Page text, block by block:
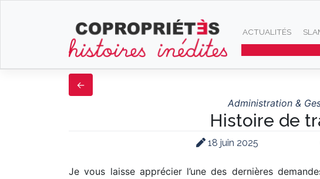
ACTUALITÉS
Administration &
Histoire de
18 juin 2025
Je vous laisse apprécier l’une des dernières